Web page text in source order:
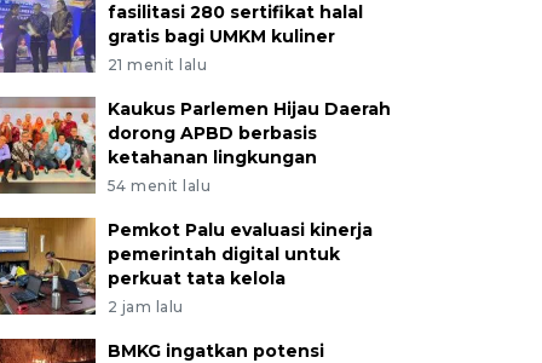
fasilitasi 280 sertifikat halal
gratis bagi UMKM kuliner
21 menit lalu
Kaukus Parlemen Hijau Daerah
dorong APBD berbasis
ketahanan lingkungan
54 menit lalu
Pemkot Palu evaluasi kinerja
pemerintah digital untuk
perkuat tata kelola
2 jam lalu
BMKG ingatkan potensi